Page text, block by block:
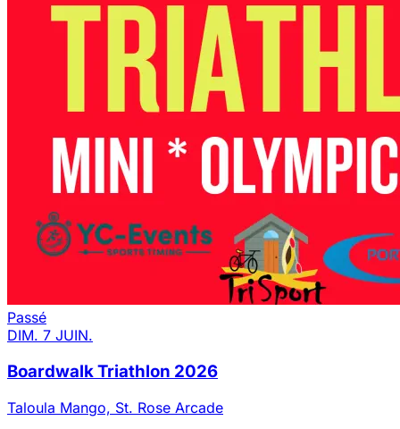
Passé
DIM. 7 JUIN.
Boardwalk Triathlon 2026
Taloula Mango, St. Rose Arcade